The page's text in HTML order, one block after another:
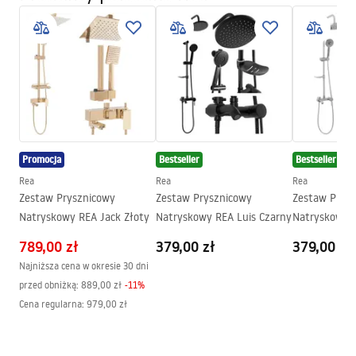
Szkło
Transparentne 6mm
Sposób otwierania
Uchylny
Seria
Atlas
Montaż
Na brodziku lub posadzce
Wysokość (mm)
2000
mm
Strona
Lewa lub prawa
Gwarancja
24 miesiące
Powłoka Easy Clean
Tak, po wewnętrznej stronie
szyby
WARUNKI BEZPIECZENSTWA KABINY DRZWI
PARAWANY.pdf
Manual
Instrukcja_monta__u_kabiny_przy__ciennej_Atlas.pdf
Promocja
Rea
Zestaw Prysznicowy
Natryskowy REA Jack Złoty
789,00 zł
Najniższa cena w okresie 30 dni
przed obniżką: 889,00 zł -11%
Cena regularna: 979,00 zł
Bestseller
Rea
Zestaw Prysznicowy
Natryskowy REA Luis Czarny
379,00 zł
Bestseller
Rea
Zestaw
Natryskowy
379,00 zł